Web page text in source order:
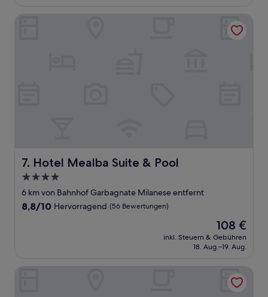
7. Hotel Mealba Suite & Pool
Hotel Mealba Suite & Pool
4.0-
Sterne-
Unterkunft
6 km von Bahnhof Garbagnate Milanese entfernt
8.8
8,8/10 Hervorragend (56 Bewertungen)
Der
Preis
beträgt
108 €
inkl. Steuern & Gebühren
18. Aug.–19. Aug.